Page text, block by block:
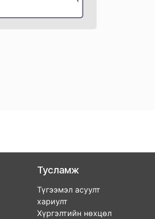
Тусламж
Түгээмэл асуулт
хариулт
Хүргэлтийн нөхцөл